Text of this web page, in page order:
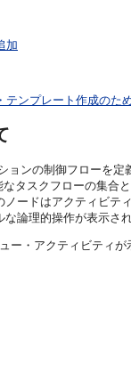
加
ンプレート作成のた
ョンの制御フローを定
タスクフローの集合
ノードはアクティビテ
論理的操作が表示さ
ー・アクティビティ